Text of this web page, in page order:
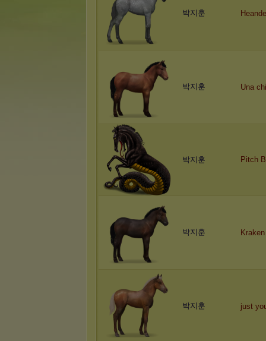
박지훈
박지훈 Una
박지훈 Pitch
박지훈 Kraken
박지훈 just